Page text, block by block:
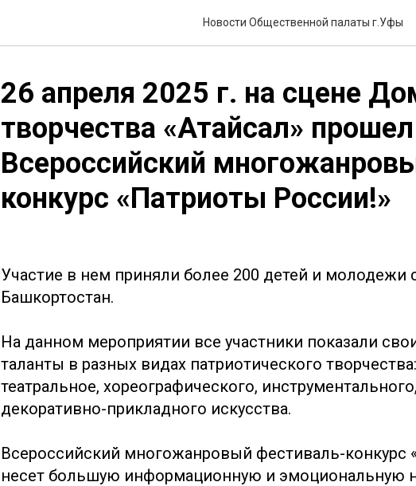
Новости Общественной палаты г.Уфы
26 апреля 2025 г. на сцене
творчества «Атайсал» прошел
Всероссийский
конкурс «Патриоты России!»
Участие в нем приняли более 200 детей и молодежи
Башкортостан.
На данном мероприятии все участники показали
таланты в разных видах патриотического
театральное, хореографического,
декоративно-прикладного искусства.
Всероссийский многожанровый фестиваль-конкурс
несет большую информационную и эмоциональную